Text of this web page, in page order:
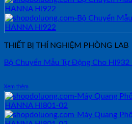
THIẾT BỊ THÍ NGHIỆM PHÒNG LAB
Bộ Chuyển Mẫu Tự Động Cho
Xem thêm